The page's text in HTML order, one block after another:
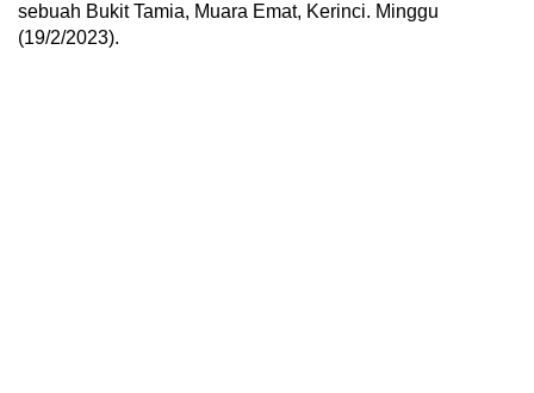
sebuah Bukit Tamia, Muara Emat, Kerinci. Minggu
(19/2/2023).